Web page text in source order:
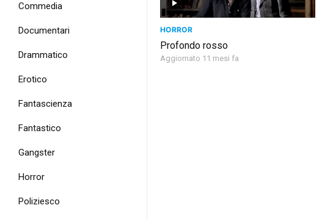
Commedia
Documentari
Drammatico
Erotico
Fantascienza
Fantastico
Gangster
Horror
Poliziesco
HORROR
Profondo rosso
Aggiornato 11 mesi fa